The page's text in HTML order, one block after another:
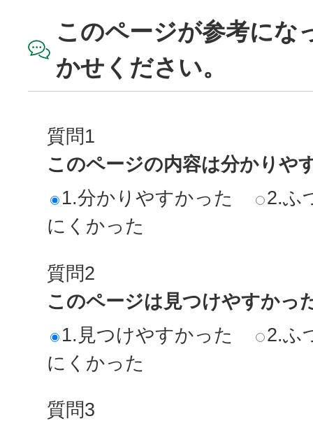
このページが参考にな
かせください。
質問1
このページの内容は分かりや
1.分かりやすかった
2.ふ
にくかった
質問2
このページは見つけやすかっ
1.見つけやすかった
2.ふ
にくかった
質問3